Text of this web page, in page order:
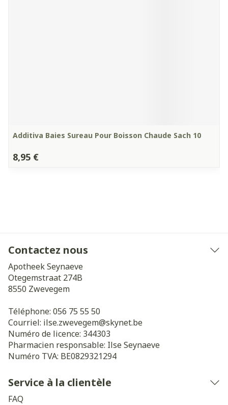
Additiva Baies Sureau Pour Boisson Chaude Sach 10
8,95 €
Contactez nous
Apotheek Seynaeve
Otegemstraat 274B
8550 Zwevegem
Téléphone: 056 75 55 50
Courriel: ilse.zwevegem@skynet.be
Numéro de licence: 344303
Pharmacien responsable: Ilse Seynaeve
Numéro TVA: BE0829321294
Service à la clientèle
FAQ